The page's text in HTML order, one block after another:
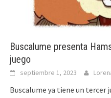
Buscalume presenta
juego
septiembre 1, 2023
Buscalume ya tiene un tercer